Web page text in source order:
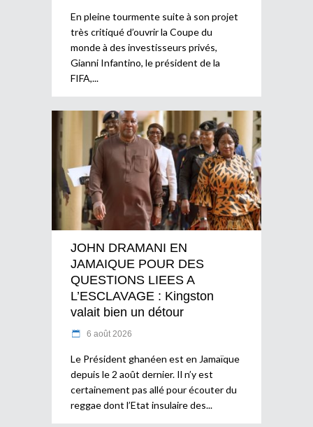
En pleine tourmente suite à son projet
très critiqué d’ouvrir la Coupe du
monde à des investisseurs privés,
Gianni Infantino, le président de la
FIFA,
JOHN DRAMANI EN
JAMAIQUE POUR DES
QUESTIONS LIEES A
L’ESCLAVAGE : Kingston
valait bien un détour
6 août 2026
Le Président ghanéen est en Jamaïque
depuis le 2 août dernier. Il n’y est
certainement pas allé pour écouter du
reggae dont l’Etat insulaire des